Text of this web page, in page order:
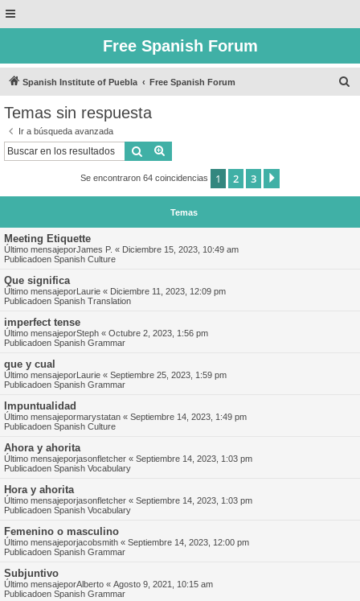
Free Spanish Forum
Spanish Institute of Puebla Free Spanish Forum
Temas sin respuesta
Ir a búsqueda avanzada
Buscar
Se encontraron 64 coincidencias 1 2 3
Temas
Meeting Etiquette
Último mensajeporJames P. « Diciembre 15, 2023, 10:49 am
Publicadoen Spanish Culture
Que significa
Último mensajeporLaurie « Diciembre 11, 2023, 12:09 pm
Publicadoen Spanish Translation
imperfect tense
Último mensajeporSteph « Octubre 2, 2023, 1:56 pm
Publicadoen Spanish Grammar
que y cual
Último mensajeporLaurie « Septiembre 25, 2023, 1:59 pm
Publicadoen Spanish Grammar
Impuntualidad
Último mensajepormarystatan « Septiembre 14, 2023, 1:49 pm
Publicadoen Spanish Culture
Ahora y ahorita
Último mensajeporjasonfletcher « Septiembre 14, 2023, 1:03 pm
Publicadoen Spanish Vocabulary
Hora y ahorita
Último mensajeporjasonfletcher « Septiembre 14, 2023, 1:03 pm
Publicadoen Spanish Vocabulary
Femenino o masculino
Último mensajeporjacobsmith « Septiembre 14, 2023, 12:00 pm
Publicadoen Spanish Grammar
Subjuntivo
Último mensajeporAlberto « Agosto 9, 2021, 10:15 am
Publicadoen Spanish Grammar